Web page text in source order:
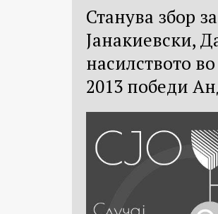
Станува збор
Јанакиевски,
насилството
2013 победи